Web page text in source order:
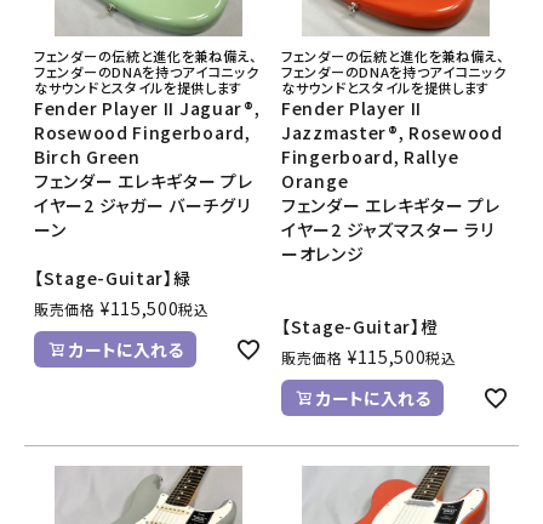
フェンダーの伝統と進化を兼ね備え、
フェンダーのDNAを持つアイコニック
なサウンドとスタイルを提供します
Fender Player II Jaguar®,
Rosewood Fingerboard,
Birch Green
フェンダー エレキギター プレ
イヤー2 ジャガー バーチグリ
ーン
【Stage-Guitar】緑
販売価格 ¥115,500税込
カートに入れる
フェンダーの伝統と進化を兼ね備え、
フェンダーのDNAを持つアイコニック
なサウンドとスタイルを提供します
Fender Player II
Jazzmaster®, Rosewood
Fingerboard, Rallye
Orange
フェンダー エレキギター プレ
イヤー2 ジャズマスター ラリ
ーオレンジ
【Stage-Guitar】橙
販売価格 ¥115,500税込
カートに入れる